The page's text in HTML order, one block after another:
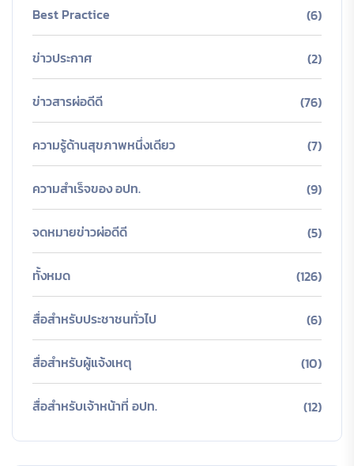
Best Practice (6)
ข่าวประกาศ (2)
ข่าวสารผ่อดีดี (76)
ความรู้ด้านสุขภาพหนึ่งเดียว (7)
ความสำเร็จของ อปท. (9)
จดหมายข่าวผ่อดีดี (5)
ทั้งหมด (126)
สื่อสำหรับประชาชนทั่วไป (6)
สื่อสำหรับผู้แจ้งเหตุ (10)
สื่อสำหรับเจ้าหน้าที่ อปท. (12)